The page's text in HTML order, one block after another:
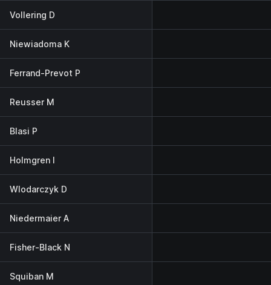
Vollering D
Niewiadoma K
Ferrand-Prevot P
Reusser M
Blasi P
Holmgren I
Wlodarczyk D
Niedermaier A
Fisher-Black N
Squiban M